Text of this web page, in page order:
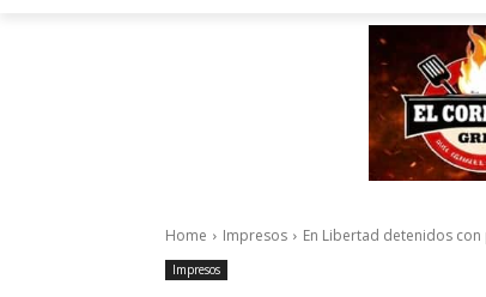
Home Impresos En Libertad detenidos
Impresos